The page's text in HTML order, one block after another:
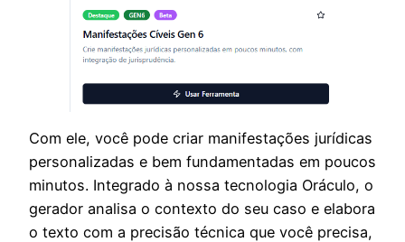
Com ele, você pode criar manifestações jurídicas
personalizadas e bem fundamentadas em poucos
minutos. Integrado à nossa tecnologia Oráculo, o
gerador analisa o contexto do seu caso e elabora
o texto com a precisão técnica que você precisa,